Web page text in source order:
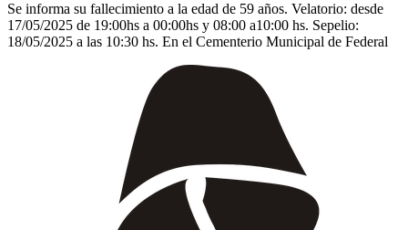
Se informa su fallecimiento a la edad de 59 años. Velatorio: desde
17/05/2025 de 19:00hs a 00:00hs y 08:00 a10:00 hs. Sepelio:
18/05/2025 a las 10:30 hs. En el Cementerio Municipal de Federal